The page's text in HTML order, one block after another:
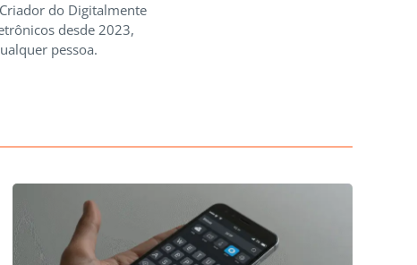
do Digitalmente
desde 2023,
pessoa.